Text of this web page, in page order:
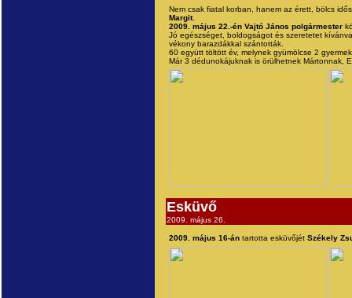
Nem csak fiatal korban, hanem az érett, bölcs
Margit.
2009. május 22.-én Vajtó János polgármester
Jó egészséget, boldogságot és szeretetet
vékony barazdákkal szántották.
60 együtt töltött év, melynek gyümölcse 2
Már 3 dédunokájuknak is örülhetnek Mártonnak,
Esküvő
2009. május 26.
2009. május 16-ántartotta esküvőjét Székely